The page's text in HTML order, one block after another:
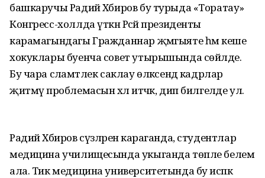
башкаручы Радий Хәбиров бу турыда «Торатау»
Конгресс-холлда үткән Рәсәй президенты
карамагындагы Гражданнар җәмгыяте һәм кеше
хокуклары буенча совет утырышында сөйләде.
Бу чара сәламәтлек саклау өлкәсендә кадрлар
җитмәү проблемасын хәл итәчәк, дип билгеләде ул.
Радий Хәбиров сүзләренә караганда, студентлар
медицина училищесында укыганда төпле белем
ала. Тик медицина университетында бу исәпкә